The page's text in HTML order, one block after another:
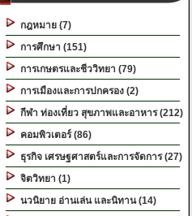
กฎหมาย (7)
การศึกษา (151)
การเกษตรและชีววิทยา (79)
การเมืองและการปกครอง (2)
กีฬา ท่องเที่ยว สุขภาพและอาหาร (212)
คอมพิวเตอร์ (86)
ธุรกิจ เศรษฐศาสตร์และการจัดการ (27)
จิตวิทยา (1)
นวนิยาย อ่านเล่น และนิทาน (14)